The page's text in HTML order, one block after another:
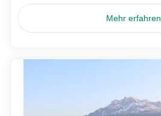
Mehr erfahren